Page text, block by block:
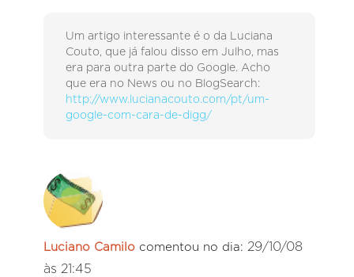
Um artigo interessante é o da Luciana
Couto, que já falou disso em Julho, mas
era para outra parte do Google. Acho
que era no News ou no BlogSearch:
http://www.lucianacouto.com/pt/um-
google-com-cara-de-digg/
Luciano Camilo comentou no dia: 29/10/08
às 21:45